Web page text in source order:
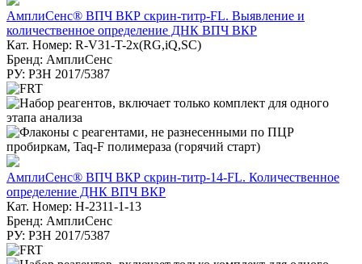
АмплиСенс® ВПЧ ВКР скрин-титр-FL. Выявление и
количественное определение ДНК ВПЧ ВКР
Кат. Номер: R-V31-T-2x(RG,iQ,SC)
Бренд: АмплиСенс
РУ: РЗН 2017/5387
АмплиСенс® ВПЧ ВКР скрин-титр-14-FL. Количественное
определение ДНК ВПЧ ВКР
Кат. Номер: H-2311-1-13
Бренд: АмплиСенс
РУ: РЗН 2017/5387